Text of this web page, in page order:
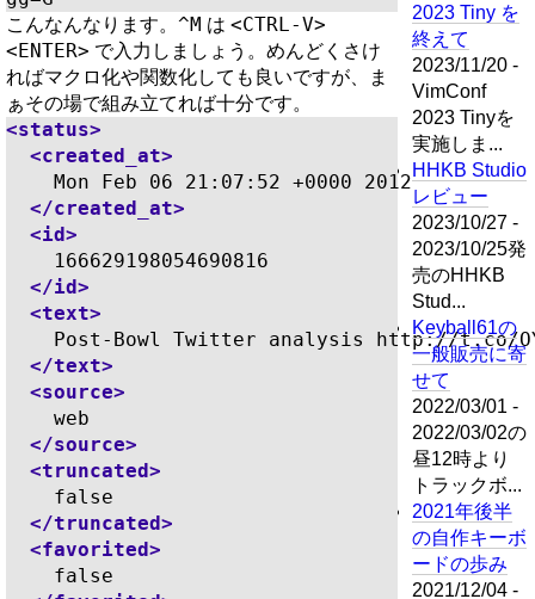
こんなんなります。^M は<CTRL-V>
<ENTER> で入力しましょう。めんどくさけ
ればマクロ化や関数化しても良いですが、ま
ぁその場で組み立てれば十分です。
<status>
<created_at>
    Mon Feb 06 21:07:52 +0000 2012
</created_at>
<id>
    166629198054690816
</id>
<text>
Post-Bowl Twitter analysis http://t.co/
</text>
<source>
    web
</source>
<truncated>
    false
</truncated>
<favorited>
    false
2023 Tiny を
終えて
2023/11/20 -
VimConf
2023 Tinyを
実施しま...
HHKB Studio
レビュー
2023/10/27 -
2023/10/25発
売のHHKB
Stud...
Keyball61の
一般販売に寄
せて
2022/03/01 -
2022/03/02の
昼12時より
トラックボ...
2021年後半
の自作キーボ
ードの歩み
2021/12/04 -